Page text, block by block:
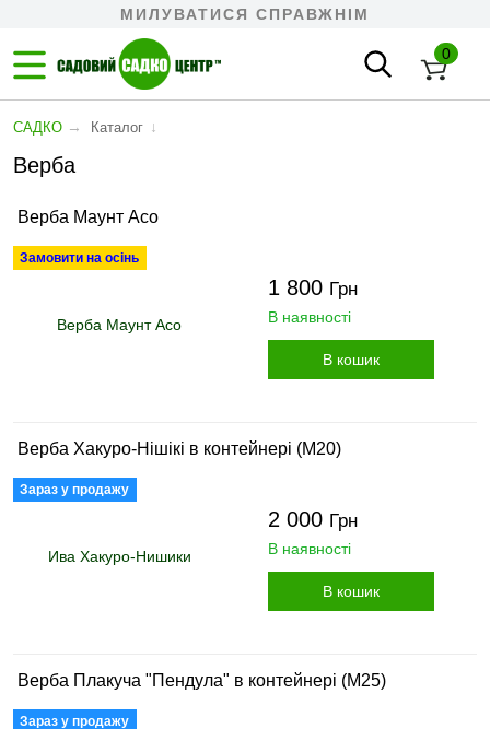
МИЛУВАТИСЯ СПРАВЖНІМ
0
САДКО → Каталог ↓
Верба
Верба Маунт Асо
Замовити на осінь
1 800 Грн
В наявності
В кошик
Верба Хакуро-Нішікі в контейнері (М20)
Зараз у продажу
2 000 Грн
В наявності
В кошик
Верба Плакуча "Пендула" в контейнері (М25)
Зараз у продажу